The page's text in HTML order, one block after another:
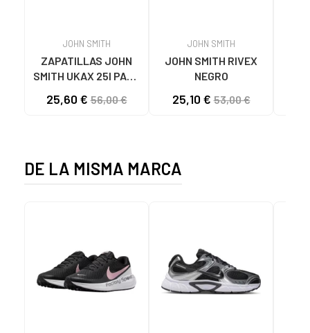
JOHN SMITH
ZAPATILLAS JOHN
SMITH UKAX 25I PARA
25,60 €56,00 €
JOHN SMITH
JOHN SMITH RIVEX
NEGRO
25,10 €53,00 €
DE LA MISMA MARCA